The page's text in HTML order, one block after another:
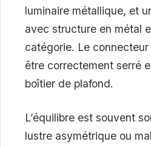
luminaire métallique, et
avec structure en métal
catégorie. Le
être correctement serré
boîtier de plafond.
L’équilibre est souvent
lustre asymétrique ou